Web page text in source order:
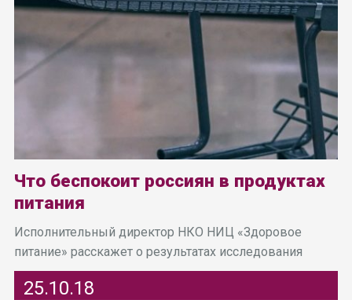
Что беспокоит россиян в продуктах
питания
Исполнительный директор НКО НИЦ «Здоровое
питание» расскажет о результатах исследования
25.10.18